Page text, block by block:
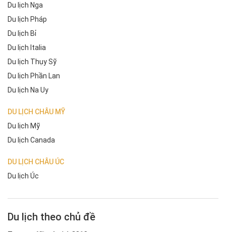
Du lịch Nga
Du lịch Pháp
Du lịch Bỉ
Du lịch Italia
Du lịch Thụy Sỹ
Du lịch Phần Lan
Du lịch Na Uy
DU LỊCH CHÂU MỸ
Du lịch Mỹ
Du lịch Canada
DU LỊCH CHÂU ÚC
Du lịch Úc
Du lịch theo chủ đề